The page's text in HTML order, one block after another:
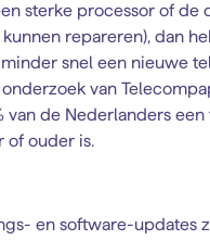
sterke processor of de
repareren), dan
snel een nieuwe
van
van de Nederlanders
of ouder is.
en software-updates